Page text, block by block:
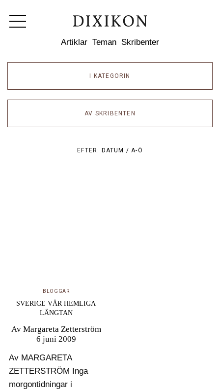
Artiklar Teman Skribenter
I KATEGORIN
AV SKRIBENTEN
EFTER: DATUM /A-Ö
BLOGGAR
SVERIGE VÅR HEMLIGA
LÄNGTAN
Av Margareta Zetterström
6 juni 2009
Av MARGARETA
ZETTERSTRÖM Inga
morgontidningar i